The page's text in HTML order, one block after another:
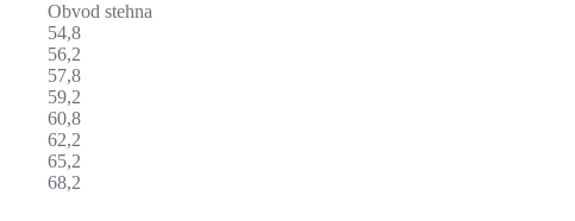
Obvod stehna
54,8
56,2
57,8
59,2
60,8
62,2
65,2
68,2